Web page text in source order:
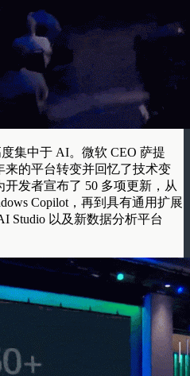
集中于 AI。微软 CEO 萨提
的平台转变并回忆了技术变
发者宣布了 50 多项更新，从
Copilot，再到具有通用扩展
Studio 以及新数据分析平台